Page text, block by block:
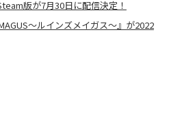
版が7月30日に配信決定！
～ルインズメイガス～』が2022